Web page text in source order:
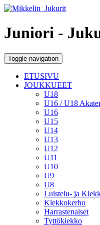
Juniori -
Toggle navigation
ETUSIVU
JOUKKUEET
U18
U16 / U18
U16
U15
U14
U13
U12
U11
U10
U9
U8
Luistelu- ja
Kiekkokerho
Harrastenaiset
Tyttökiekko